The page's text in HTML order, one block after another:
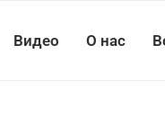
Видео О нас